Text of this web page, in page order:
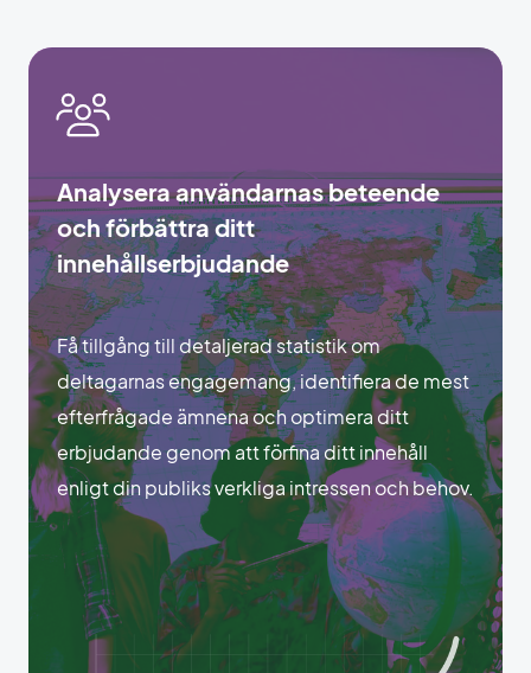
Analysera användarnas beteende
och förbättra ditt
innehållserbjudande
Få tillgång till detaljerad statistik om
deltagarnas engagemang, identifiera de mest
efterfrågade ämnena och optimera ditt
erbjudande genom att förfina ditt innehåll
enligt din publiks verkliga intressen och behov.